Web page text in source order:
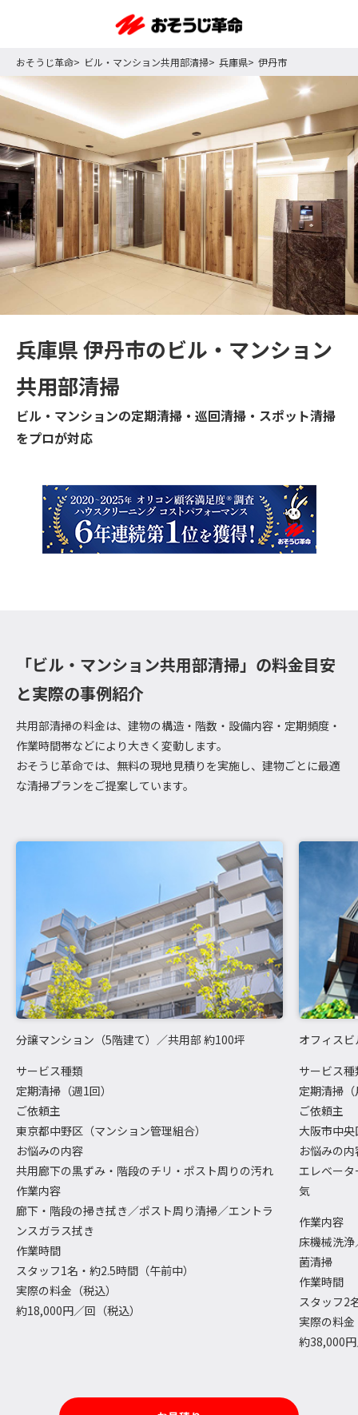
おそうじ革命 ビル・マンション共用部清掃 兵庫県 伊丹市
兵庫県 伊丹市のビル・マンション
共用部清掃
ビル・マンションの定期清掃・巡回清掃・スポット清掃
をプロが対応
「ビル・マンション共用部清掃」の料金目安
と実際の事例紹介
共用部清掃の料金は、建物の構造・階数・設備内容・定期頻度・
作業時間帯などにより大きく変動します。
おそうじ革命では、無料の現地見積りを実施し、建物ごとに最適
な清掃プランをご提案しています。
分譲マンション（5階建て）／共用部 約100坪
サービス種類
定期清掃（週1回）
ご依頼主
東京都中野区（マンション管理組合）
お悩みの内容
共用廊下の黒ずみ・階段のチリ・ポスト周りの汚れ
作業内容
廊下・階段の掃き拭き／ポスト周り清掃／エントラ
ンスガラス拭き
作業時間
スタッフ1名・約2.5時間（午前中）
実際の料金（税込）
約18,000円／回（税込）
オフィス
サービス種
定期清掃
ご依頼主
大阪市中
お悩みの内
エレベー
気
作業内容
床機械洗
菌清掃
作業時間
スタッフ2
実際の料
約38,000